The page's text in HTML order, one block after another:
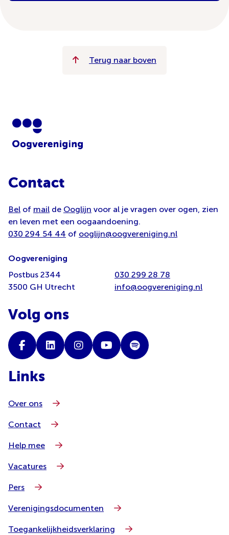
Terug naar boven
Contact
Bel of mail de Ooglijn voor al je vragen over ogen, zien
en leven met een oogaandoening.
030 294 54 44 of ooglijn@oogvereniging.nl
Oogvereniging
Postbus 2344
3500 GH Utrecht
030 299 28 78
info@oogvereniging.nl
Volg ons
Links
Over ons
Contact
Help mee
Vacatures
Pers
Verenigingsdocumenten
Toegankelijkheidsverklaring